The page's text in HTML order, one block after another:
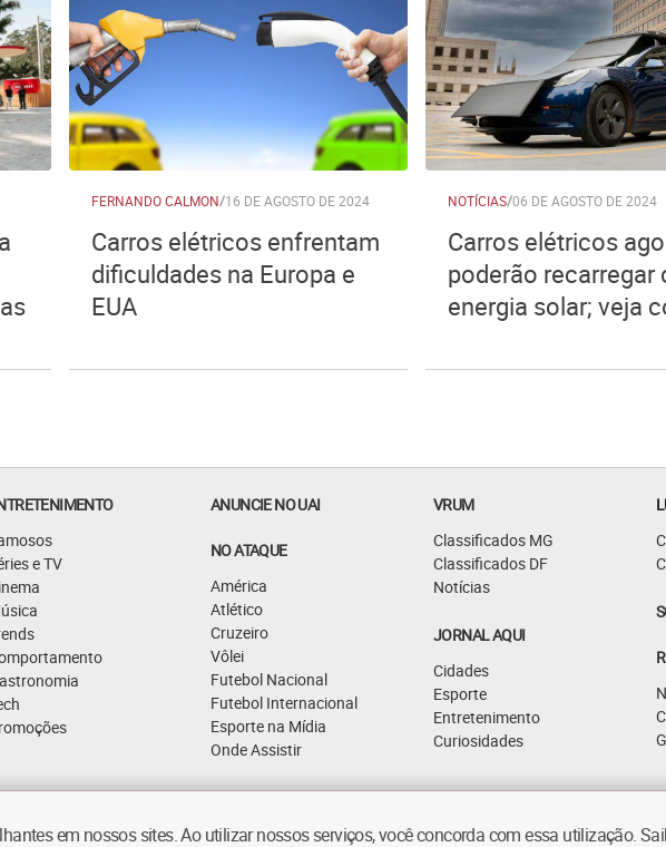
FERNANDO CALMON/16 DE AGOSTO DE 2024
Carros elétricos enfrentam
dificuldades na Europa e
EUA
NOTÍCIAS/06 DE AGOSTO DE 2024
Carros elétricos
poderão recarregar
energia solar; veja
e TV
ANUNCIE NO UAI
NO ATAQUE
América
Atlético
Cruzeiro
Vôlei
Futebol Nacional
Futebol Internacional
Esporte na Mídia
Onde Assistir
VRUM
Classificados MG
Classificados DF
Notícias
JORNAL AQUI
Cidades
Esporte
Entretenimento
Curiosidades
em nossos sites. Ao utilizar nossos serviços, você concorda com essa utilização.